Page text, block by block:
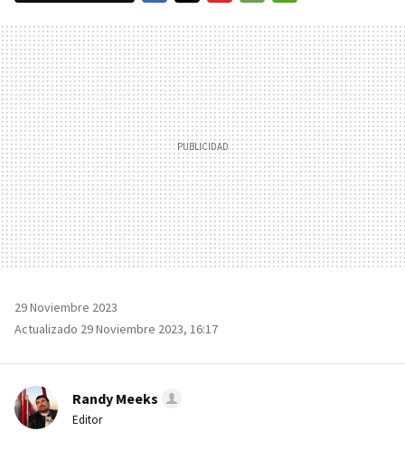
MAIL
29 Noviembre 2023
Actualizado 29 Noviembre 2023, 16:17
Randy Meeks
Editor